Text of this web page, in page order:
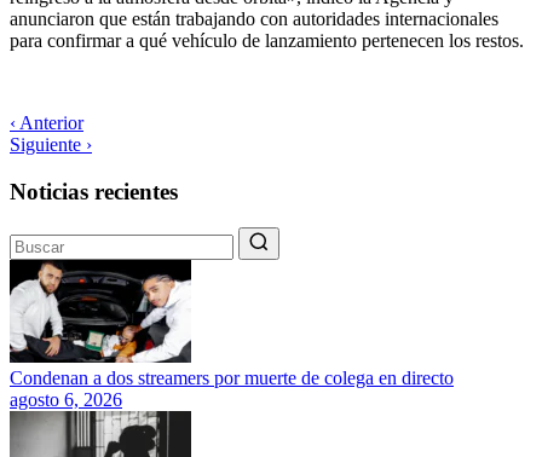
anunciaron que están trabajando con autoridades internacionales
para confirmar a qué vehículo de lanzamiento pertenecen los restos.
‹ Anterior
Siguiente ›
Noticias recientes
Condenan a dos streamers por muerte de colega en directo
agosto 6, 2026